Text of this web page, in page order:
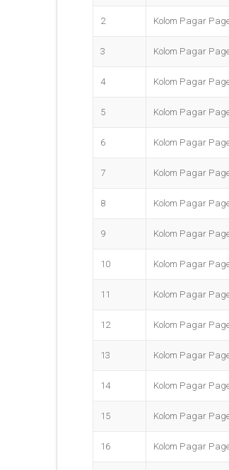
2 Kolom Pagar
3 Kolom Pagar
4 Kolom Pagar
5 Kolom Pagar
6 Kolom Pagar
7 Kolom Pagar
8 Kolom Pagar
9 Kolom Pagar
10 Kolom Pagar
11 Kolom Pagar
12 Kolom Pagar
13 Kolom Pagar
14 Kolom Pagar
15 Kolom Pagar
16 Kolom Pagar